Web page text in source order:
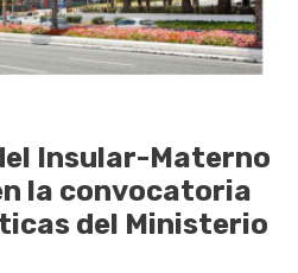
Insular-Materno
la convocatoria
del Ministerio